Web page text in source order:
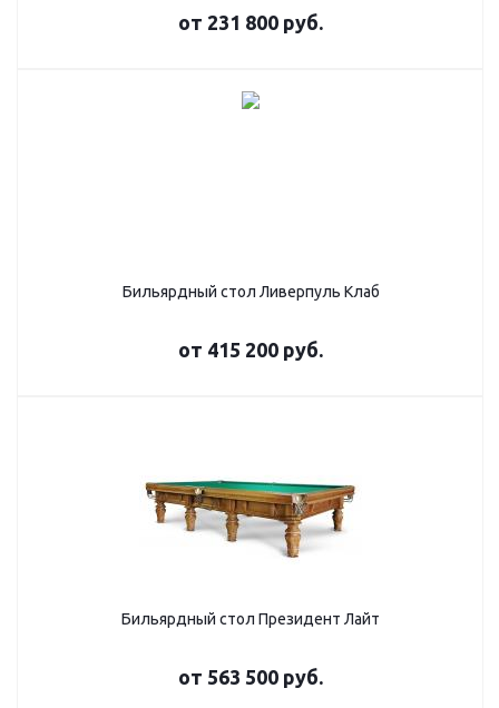
от 231 800 руб.
Бильярдный стол Ливерпуль Клаб
от 415 200 руб.
Бильярдный стол Президент Лайт
от 563 500 руб.